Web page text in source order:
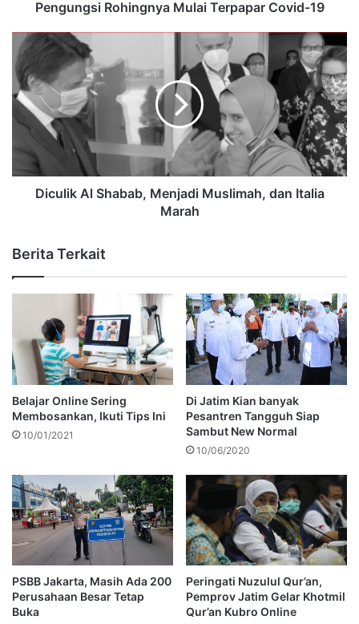
Pengungsi Rohingnya Mulai Terpapar Covid-19
Diculik Al Shabab, Menjadi Muslimah, dan Italia
Marah
Berita Terkait
Belajar Online Sering
Membosankan, Ikuti Tips Ini
10/01/2021
Di Jatim Kian banyak
Pesantren Tangguh Siap
Sambut New Normal
10/06/2020
PSBB Jakarta, Masih Ada 200
Perusahaan Besar Tetap
Buka
Peringati Nuzulul Qur’an,
Pemprov Jatim Gelar Khotmil
Qur’an Kubro Online